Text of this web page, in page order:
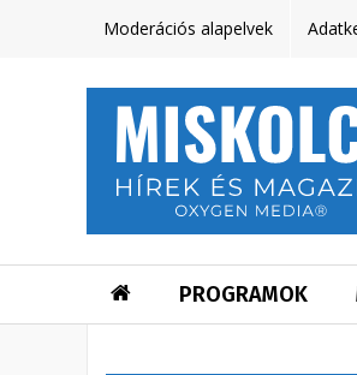
Moderációs alapelvek
PROGRAMOK